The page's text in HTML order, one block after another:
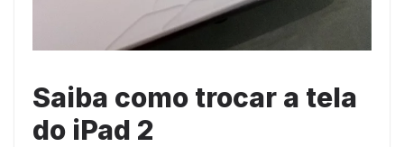
Saiba como trocar a tela
do iPad 2